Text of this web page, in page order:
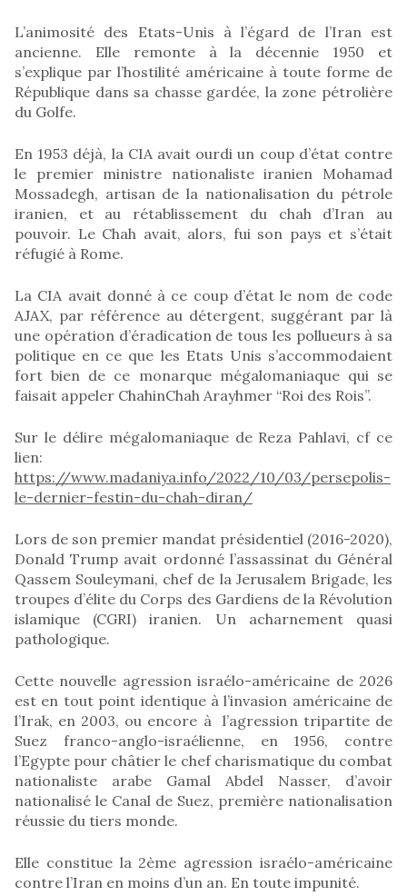
L’animosité des Etats-Unis à l’égard de l’Iran est
ancienne. Elle remonte à la décennie 1950 et
s’explique par l’hostilité américaine à toute forme de
République dans sa chasse gardée, la zone pétrolière
du Golfe.
En 1953 déjà, la CIA avait ourdi un coup d’état contre
le premier ministre nationaliste iranien Mohamad
Mossadegh, artisan de la nationalisation du pétrole
iranien, et au rétablissement du chah d’Iran au
pouvoir. Le Chah avait, alors, fui son pays et s’était
réfugié à Rome.
La CIA avait donné à ce coup d’état le nom de code
AJAX, par référence au détergent, suggérant par là
une opération d’éradication de tous les pollueurs à sa
politique en ce que les Etats Unis s’accommodaient
fort bien de ce monarque mégalomaniaque qui se
faisait appeler ChahinChah Arayhmer “Roi des Rois”.
Sur le délire mégalomaniaque de Reza Pahlavi, cf ce
lien:
https://www.madaniya.info/2022/10/03/persepolis-
le-dernier-festin-du-chah-diran/
Lors de son premier mandat présidentiel (2016-2020),
Donald Trump avait ordonné l’assassinat du Général
Qassem Souleymani, chef de la Jerusalem Brigade, les
troupes d’élite du Corps des Gardiens de la Révolution
islamique (CGRI) iranien. Un acharnement quasi
pathologique.
Cette nouvelle agression israélo-américaine de 2026
est en tout point identique à l’invasion américaine de
l’Irak, en 2003, ou encore à l’agression tripartite de
Suez franco-anglo-israélienne, en 1956, contre
l’Egypte pour châtier le chef charismatique du combat
nationaliste arabe Gamal Abdel Nasser, d’avoir
nationalisé le Canal de Suez, première nationalisation
réussie du tiers monde.
Elle constitue la 2ème agression israélo-américaine
contre l’Iran en moins d’un an. En toute impunité.